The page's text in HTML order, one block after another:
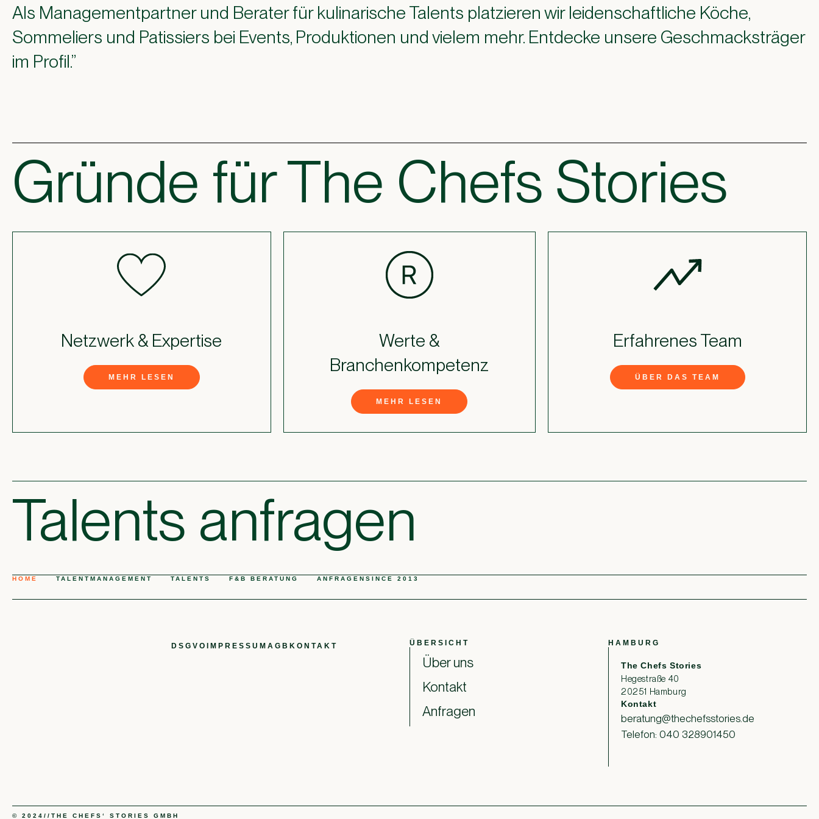
Als Managementpartner und Berater für kulinarische Talents platzieren wir leidenschaftliche Köche,
Sommeliers und Patissiers bei Events, Produktionen und vielem mehr. Entdecke unsere Geschmacksträger
im Profil.”
Gründe für The Chefs Stories
Netzwerk & Expertise
MEHR LESEN
Werte &
Branchenkompetenz
MEHR LESEN
Erfahrenes Team
ÜBER DAS TEAM
Talents anfragen
HOME TALENTMANAGEMENT TALENTS F&B BERATUNG ANFRAGEN SINCE 2013
DSGVO IMPRESSUM AGB KONTAKT ÜBERSICHT
Über uns
Kontakt
Anfragen
HAMBURG
The Chefs Stories
Hegestraße 40
20251 Hamburg
Kontakt
beratung@thechefsstories.de
Telefon: 040 328901450
© 2024// THE CHEFS‘ STORIES GMBH